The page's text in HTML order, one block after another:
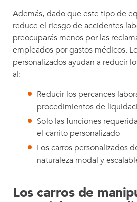
Además, dado que este tipo de
reduce el riesgo de accidentes
preocuparás menos por las
empleados por gastos médicos.
personalizados ayudan a reducir
al:
Reducir los percances
procedimientos de
Solo las funciones
el carrito personalizado
Los carros personalizados
naturaleza modal y
Los carros de